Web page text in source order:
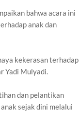
bahwa acara ini
anak dan
kekerasan terhadap
Yadi Mulyadi.
dan pelantikan
sejak dini melalui